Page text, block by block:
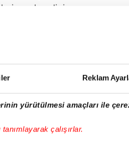
Reklam
yürütülmesi amaçları ile
çalışırlar.
ve kendini genç
ve Spor Bayramı'nı